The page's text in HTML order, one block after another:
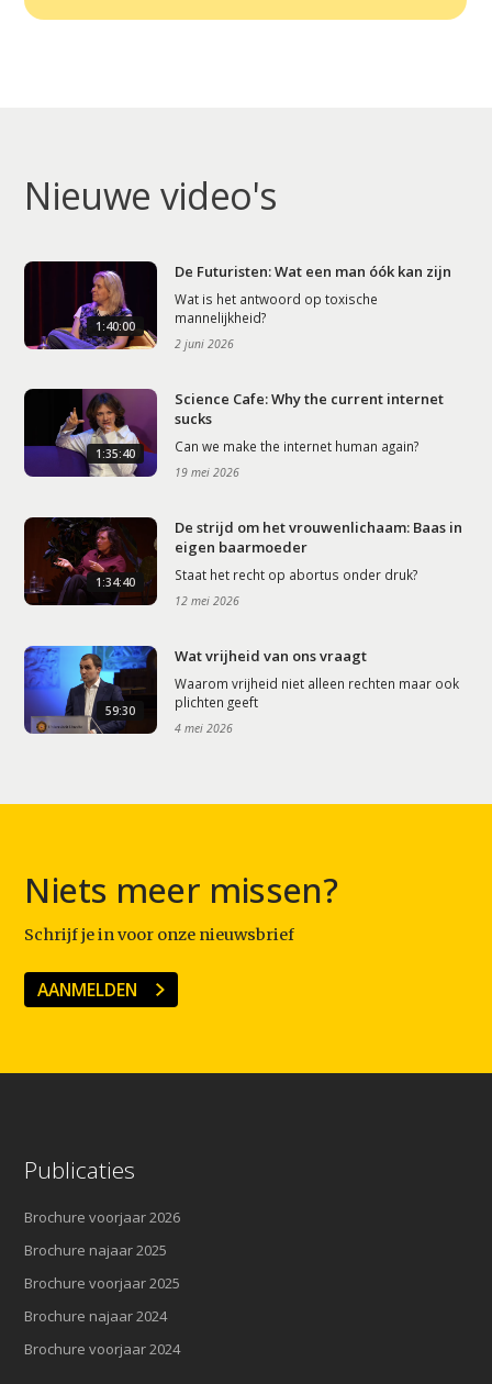
Nieuwe video's
1:40:00
De Futuristen: Wat een man óók kan zijn
Wat is het antwoord op toxische
mannelijkheid?
2 juni 2026
1:35:40
Science Cafe: Why the current internet
sucks
Can we make the internet human again?
19 mei 2026
1:34:40
De strijd om het vrouwenlichaam: Baas in
eigen baarmoeder
Staat het recht op abortus onder druk?
12 mei 2026
59:30
Wat vrijheid van ons vraagt
Waarom vrijheid niet alleen rechten maar ook
plichten geeft
4 mei 2026
Niets meer missen?
Schrijf je in voor onze nieuwsbrief
AANMELDEN
Publicaties
Brochure voorjaar 2026
Brochure najaar 2025
Brochure voorjaar 2025
Brochure najaar 2024
Brochure voorjaar 2024